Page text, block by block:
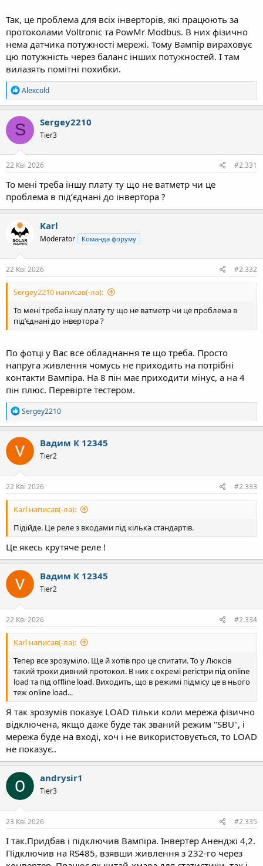
Прошивка 2.68
Спойлер:Скрин
Так, це проблема для всіх інверторів, які працюють за
протоколами Voltronic та PowMr Modbus. В них фізично
нема датчика потужності мережі. Тому Вампір вираховує
цю потужність через баланс інших потужностей. І там
вилазять помітні похибки.
Р
е
а
к
ц
і
ї
:
Alexcold
S Sergey2210
Tier3
22 Кві 2026 #2.331
То мені треба іншу плату ту що не ватметр чи це
проблема в підʼєднані до інвертора ?
Karl
Moderator Команда форуму
22 Кві 2026 #2.332
Sergey2210 написав(-ла):
То мені треба іншу плату ту що не ватметр чи це проблема в
підʼєднані до інвертора ?
По фотці у Вас все обладнання те що треба. Просто
напруга живлення чомусь не приходить на потрібні
контакти Вампіра. На 8 пін має приходити мінус, а на 4
пін плюс. Перевірте тестером.
Р
е
а
к
ц
і
ї
:
Sergey2210
Вадим К 12345
Tier2
22 Кві 2026 #2.333
Karl написав(-ла):
Підійде. Це реле з входами під кілька стандартів.
Це якесь крутяче реле !
Вадим К 12345
Tier2
22 Кві 2026 #2.334
Karl написав(-ла):
Тепер все зрозуміло. Ще й хотів про це спитати. То у Люксів
такий трохи дивний протокол. В них є окремі регістри під online
load та під offline load. Виходить, що в режимі підмісу це в нього
теж online load...
Я так зрозумів показує LOAD тільки коли мережа фізично
відключена, якщо даже буде так званий режим "SBU", і
мережа буде на вході, хоч і не використовується, то LOAD
не показує..
andrysir1
Tier3
23 Кві 2026 #2.335
І так.Придбав і підключив Вампіра. Інвертер Аненджі 4,2.
Підключив на RS485, взявши живлення з 232-го через